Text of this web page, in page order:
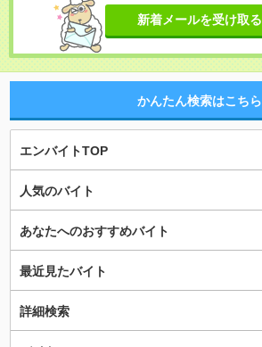
新着メールを受け取る
かんたん検索はこちら
エンバイトTOP
人気のバイト
あなたへのおすすめバイト
最近見たバイト
詳細検索